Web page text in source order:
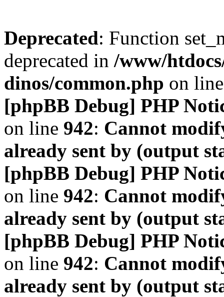
Deprecated: Function
deprecated in /www/
dinos/common.php on
[phpBB Debug] PHP
on line 942: Cannot
already sent by (output
[phpBB Debug] PHP
on line 942: Cannot
already sent by (output
[phpBB Debug] PHP
on line 942: Cannot
already sent by (output